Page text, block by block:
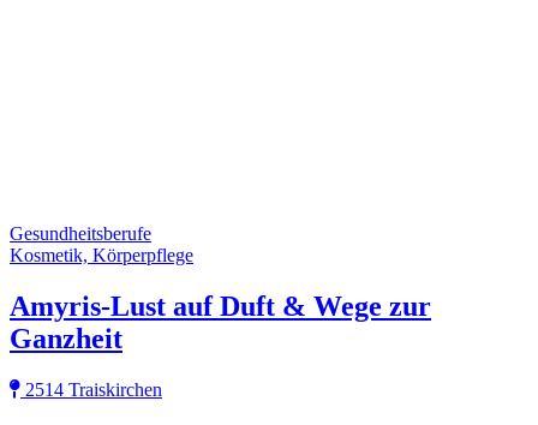
Gesundheitsberufe
Kosmetik, Körperpflege
Amyris-Lust auf Duft & Wege zur
Ganzheit
2514 Traiskirchen